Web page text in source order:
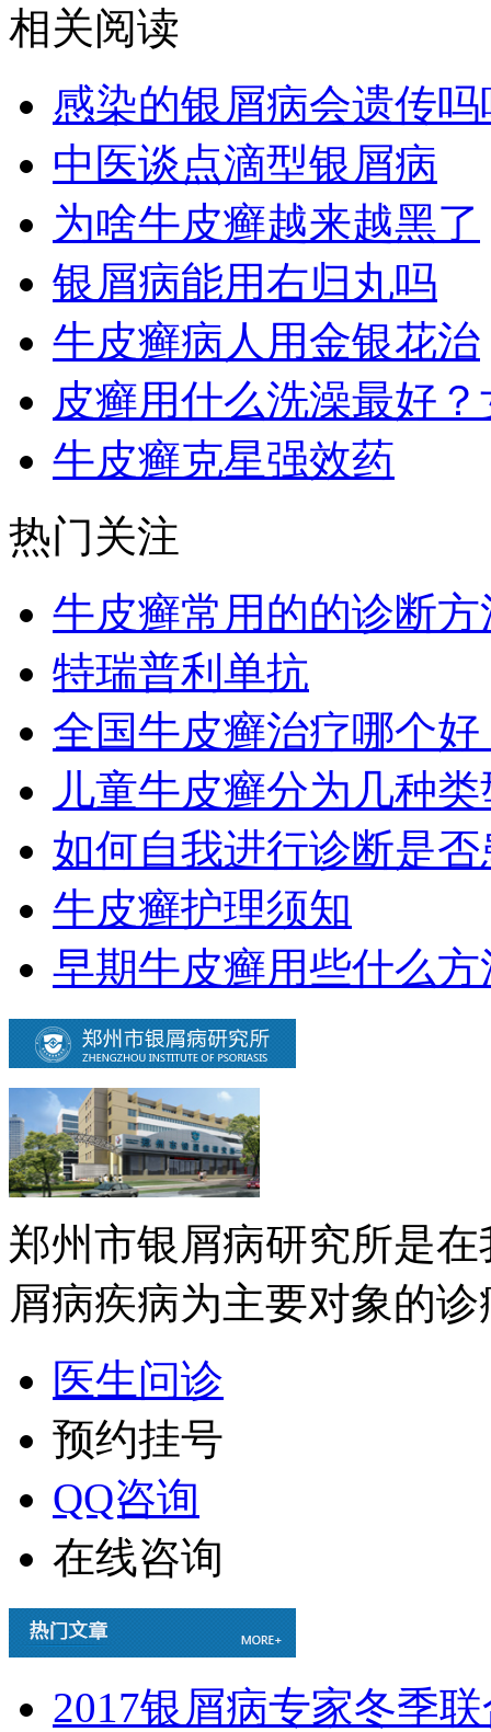
相关阅读
感染的银屑病会遗传吗
中医谈点滴型银屑病
为啥牛皮癣越来越黑了
银屑病能用右归丸吗
牛皮癣病人用金银花治
皮癣用什么洗澡最好
牛皮癣克星强效药
热门关注
牛皮癣常用的的诊断
特瑞普利单抗
全国牛皮癣治疗哪个
儿童牛皮癣分为几种类
如何自我进行诊断是
牛皮癣护理须知
早期牛皮癣用些什么
郑州市银屑病研究所是
屑病疾病为主要对象的
医生问诊
预约挂号
QQ咨询
在线咨询
2017银屑病专家冬季